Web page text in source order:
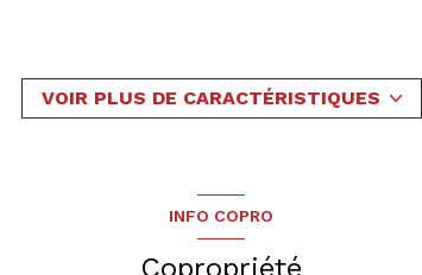
1 parking(s)
ascenseur
VOIR PLUS DE CARACTÉRISTIQUES
INFO COPRO
Copropriété